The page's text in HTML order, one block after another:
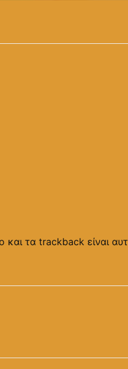
τα trackback είναι